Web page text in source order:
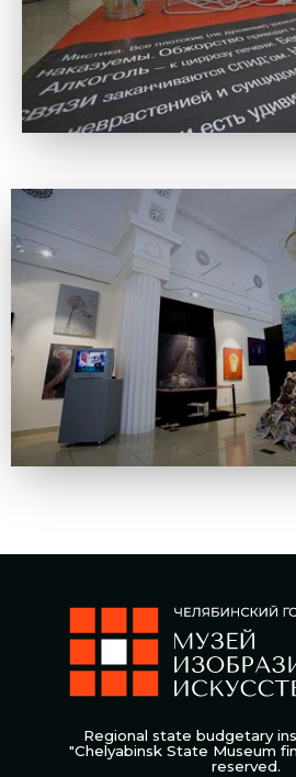
Regional state budgetary
"Chelyabinsk State Museum
reserved.